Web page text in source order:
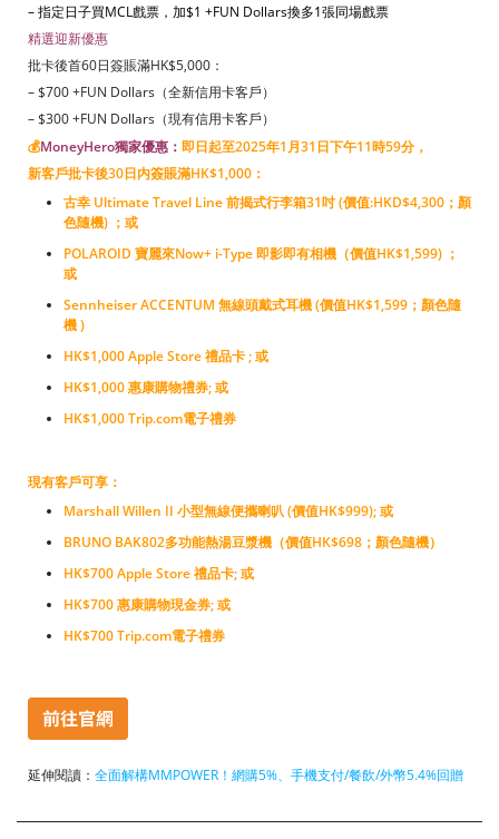
– 指定日子買MCL戲票，加$1 +FUN Dollars換多1張同場戲票
精選迎新優惠
批卡後首60日簽賬滿HK$5,000：
– $700 +FUN Dollars（全新信用卡客戶）
– $300 +FUN Dollars（現有信用卡客戶）
💰MoneyHero獨家優惠： 即日起至2025年1月31日下午11時59分，
新客戶批卡後30日内簽賬滿HK$1,000：
古幸 Ultimate Travel Line 前揭式行李箱31吋 (價值:HKD$4,300；顏
色隨機) ； 或
POLAROID 寶麗來Now+ i-Type 即影即有相機（價值HK$1,599) ；
或
Sennheiser ACCENTUM 無線頭戴式耳機 (價值HK$1,599；顏色隨
機 )
HK$1,000 Apple Store 禮品卡 ; 或
HK$1,000 惠康購物禮券; 或
HK$1,000 Trip.com電子禮券
現有客戶可享：
Marshall Willen II 小型無線便攜喇叭 (價值HK$999); 或
BRUNO BAK802多功能熱湯豆漿機（價值HK$698；顏色隨機）
HK$700 Apple Store 禮品卡; 或
HK$700 惠康購物現金券; 或
HK$700 Trip.com電子禮券
延伸閱讀： 全面解構MMPOWER！網購5%、手機支付/餐飲/外幣5.4%回贈